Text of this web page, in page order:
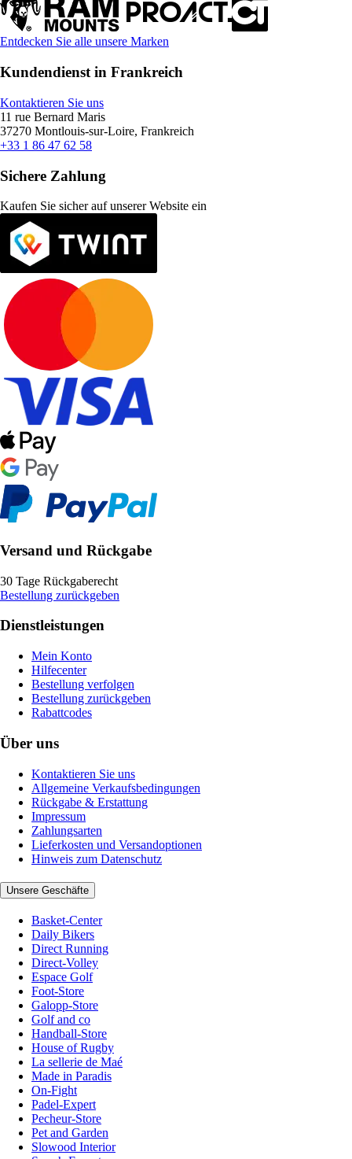
Entdecken Sie alle unsere Marken
Kundendienst in Frankreich
Kontaktieren Sie uns
11 rue Bernard Maris
37270 Montlouis-sur-Loire, Frankreich
+33 1 86 47 62 58
Sichere Zahlung
Kaufen Sie sicher auf unserer Website ein
Versand und Rückgabe
30 Tage Rückgaberecht
Bestellung zurückgeben
Dienstleistungen
Mein Konto
Hilfecenter
Bestellung verfolgen
Bestellung zurückgeben
Rabattcodes
Über uns
Kontaktieren Sie uns
Allgemeine Verkaufsbedingungen
Rückgabe & Erstattung
Impressum
Zahlungsarten
Lieferkosten und Versandoptionen
Hinweis zum Datenschutz
Unsere Geschäfte
Basket-Center
Daily Bikers
Direct Running
Direct-Volley
Espace Golf
Foot-Store
Galopp-Store
Golf and co
Handball-Store
House of Rugby
La sellerie de Maé
Made in Paradis
On-Fight
Padel-Expert
Pecheur-Store
Pet and Garden
Slowood Interior